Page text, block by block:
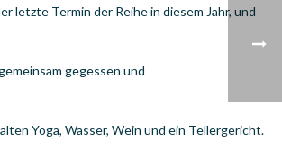
letzte Termin der Reihe in diesem Jahr, und
gegessen und
Yoga, Wasser, Wein und ein Tellergericht.